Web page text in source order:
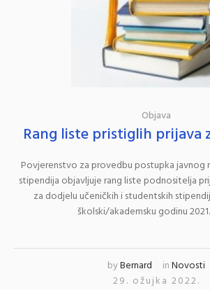
Objava
Rang liste pristiglih prijava
Povjerenstvo za provedbu postupka javnog
stipendija objavljuje rang liste podnositelja
za dodjelu učeničkih i studentskih
školski/akademsku godinu
byBernard inNovosti
29. ožujka 2022.